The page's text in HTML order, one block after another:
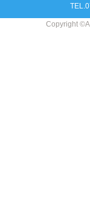
TEL.
Copyright